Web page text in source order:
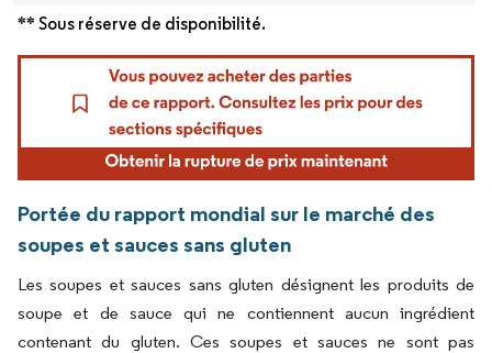
** Sous réserve de disponibilité.
Portée du rapport mondial sur le marché des
soupes et sauces sans gluten
Les soupes et sauces sans gluten désignent les produits de
soupe et de sauce qui ne contiennent aucun ingrédient
contenant du gluten. Ces soupes et sauces ne sont pas